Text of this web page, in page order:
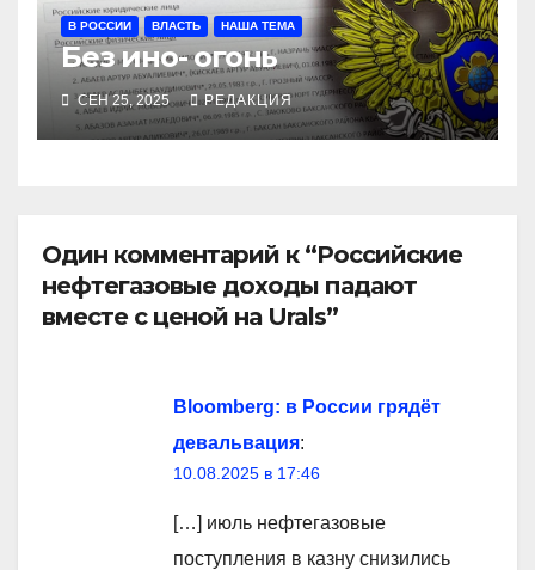
В РОССИИ ВЛАСТЬ НАША ТЕМА
Без ино- огонь
СЕН 25, 2025 РЕДАКЦИЯ
Один комментарий к “Российские
нефтегазовые доходы падают
вместе с ценой на Urals”
Bloomberg: в России грядёт
девальвация:
10.08.2025 в 17:46
[…] июль нефтегазовые
поступления в казну снизились